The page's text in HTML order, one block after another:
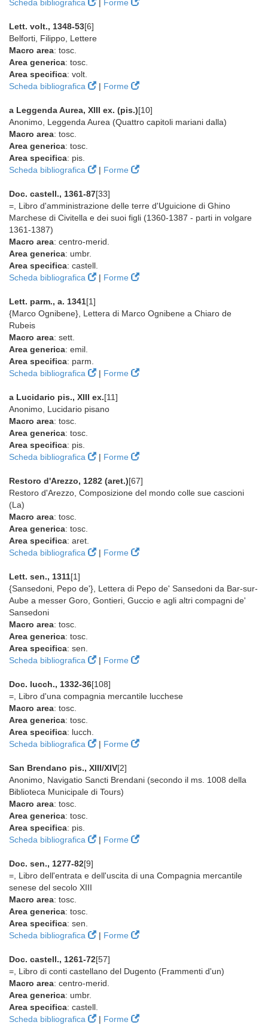
Scheda bibliografica Forme
Lett. volt., 1348-53[6]
Belforti, Filippo, Lettere
Macro area: tosc.
Area generica: tosc.
Area specifica: volt.
Scheda bibliografica
| Forme
a Leggenda Aurea, XIII ex. (pis.)[10]
Anonimo, Leggenda Aurea (Quattro capitoli mariani dalla)
Macro area: tosc.
Area generica: tosc.
Area specifica: pis.
Scheda bibliografica
| Forme
Doc. castell., 1361-87[33]
=, Libro d'amministrazione delle terre d'Uguicione di Ghino
Marchese di Civitella e dei suoi figli (1360-1387 - parti in volgare
1361-1387)
Macro area: centro-merid.
Area generica: umbr.
Area specifica: castell.
Scheda bibliografica
| Forme
Lett. parm., a. 1341[1]
{Marco Ognibene}, Lettera di Marco Ognibene a Chiaro de
Rubeis
Macro area: sett.
Area generica: emil.
Area specifica: parm.
Scheda bibliografica
| Forme
a Lucidario pis., XIII ex.[11]
Anonimo, Lucidario pisano
Macro area: tosc.
Area generica: tosc.
Area specifica: pis.
Scheda bibliografica
| Forme
Restoro d'Arezzo, 1282 (aret.)[67]
Restoro d'Arezzo, Composizione del mondo colle sue cascioni
(La)
Macro area: tosc.
Area generica: tosc.
Area specifica: aret.
Scheda bibliografica
| Forme
Lett. sen., 1311[1]
{Sansedoni, Pepo de'}, Lettera di Pepo de' Sansedoni da Bar-sur-
Aube a messer Goro, Gontieri, Guccio e agli altri compagni de'
Sansedoni
Macro area: tosc.
Area generica: tosc.
Area specifica: sen.
Scheda bibliografica
| Forme
Doc. lucch., 1332-36[108]
=, Libro d'una compagnia mercantile lucchese
Macro area: tosc.
Area generica: tosc.
Area specifica: lucch.
Scheda bibliografica
| Forme
San Brendano pis., XIII/XIV[2]
Anonimo, Navigatio Sancti Brendani (secondo il ms. 1008 della
Biblioteca Municipale di Tours)
Macro area: tosc.
Area generica: tosc.
Area specifica: pis.
Scheda bibliografica
| Forme
Doc. sen., 1277-82[9]
=, Libro dell'entrata e dell'uscita di una Compagnia mercantile
senese del secolo XIII
Macro area: tosc.
Area generica: tosc.
Area specifica: sen.
Scheda bibliografica
| Forme
Doc. castell., 1261-72[57]
=, Libro di conti castellano del Dugento (Frammenti d'un)
Macro area: centro-merid.
Area generica: umbr.
Area specifica: castell.
Scheda bibliografica
| Forme